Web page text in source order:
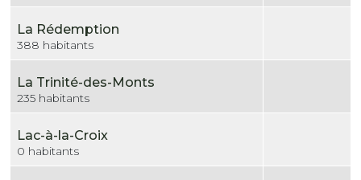
La Rédemption
388 habitants
La Trinité-des-Monts
235 habitants
Lac-à-la-Croix
0 habitants